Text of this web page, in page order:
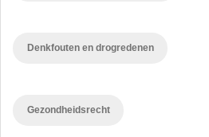
Denkfouten en drogredenen
Gezondheidsrecht